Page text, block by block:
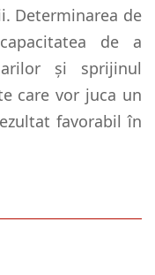
Determinarea de
de a
și sprijinul
care vor juca un
favorabil în